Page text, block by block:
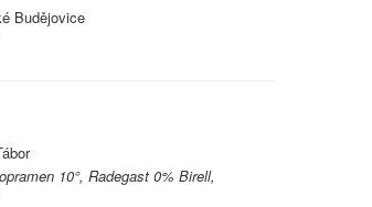
Budějovice
10°, Radegast 0% Birell,